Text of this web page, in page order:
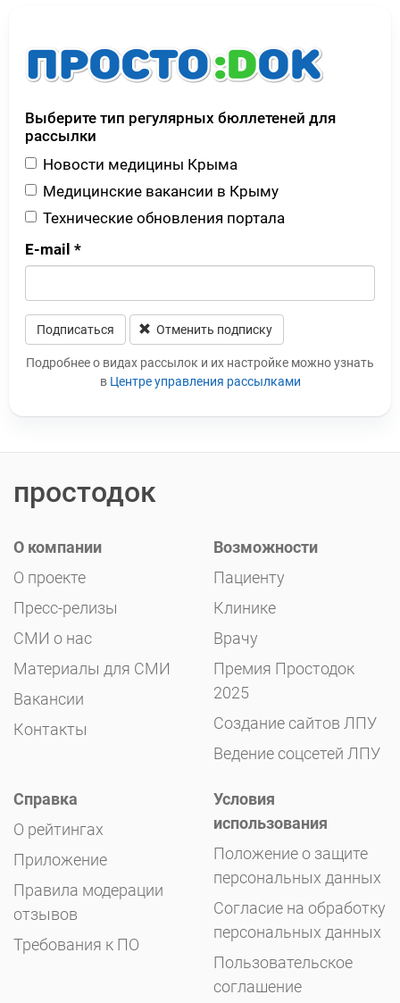
Выберите тип регулярных бюллетеней для
рассылки
Новости медицины Крыма
Медицинские вакансии в Крыму
Технические обновления портала
E-mail *
Подписаться Отменить подписку
Leave this field blank
Подробнее о видах рассылок и их настройке можно узнать
в Центре управления рассылками
простодок
О компании
О проекте
Пресс-релизы
СМИ о нас
Материалы для СМИ
Вакансии
Контакты
Возможности
Пациенту
Клинике
Врачу
Премия Простодок
2025
Создание сайтов ЛПУ
Ведение соцсетей ЛПУ
Справка
О рейтингах
Приложение
Правила модерации
отзывов
Требования к ПО
Условия
использования
Положение о защите
персональных данных
Согласие на обработку
персональных данных
Пользовательское
соглашение